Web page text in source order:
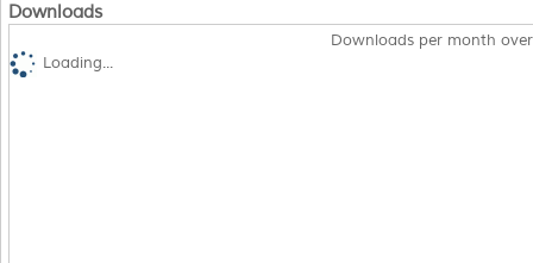
Downloads
Downloads per month
Loading...